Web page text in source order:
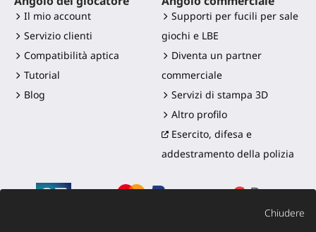
Il mio account
Servizio clienti
Compatibilità aptica
Tutorial
Blog
Supporti per fucili per sale
giochi e LBE
Diventa un partner
commerciale
Servizi di stampa 3D
Altro profilo
Esercito, difesa e
addestramento della polizia
Chiudere